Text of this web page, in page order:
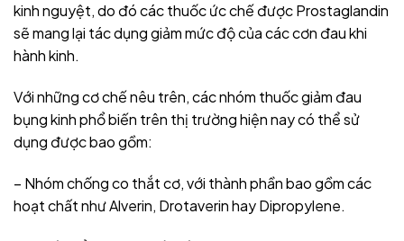
kinh nguyệt, do đó các thuốc ức chế được Prostaglandin
sẽ mang lại tác dụng giảm mức độ của các cơn đau khi
hành kinh.
Với những cơ chế nêu trên, các nhóm thuốc giảm đau
bụng kinh phổ biến trên thị trường hiện nay có thể sử
dụng được bao gồm:
– Nhóm chống co thắt cơ, với thành phần bao gồm các
hoạt chất như Alverin, Drotaverin hay Dipropylene.